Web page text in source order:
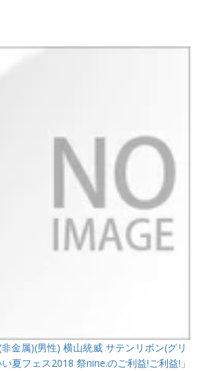
非金属)(男性) 横山統威 サテンリボン(グリ
夏フェス2018 祭nine.のご利益!ご利益!」